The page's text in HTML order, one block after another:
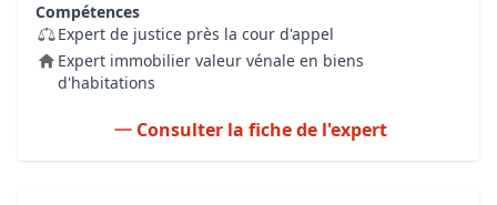
Compétences
Expert de justice près la cour d'appel
Expert immobilier valeur vénale en biens
d'habitations
Consulter la fiche de l'expert